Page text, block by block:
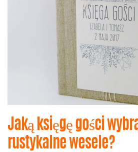
Jaką księgę gości
rustykalne wesele?